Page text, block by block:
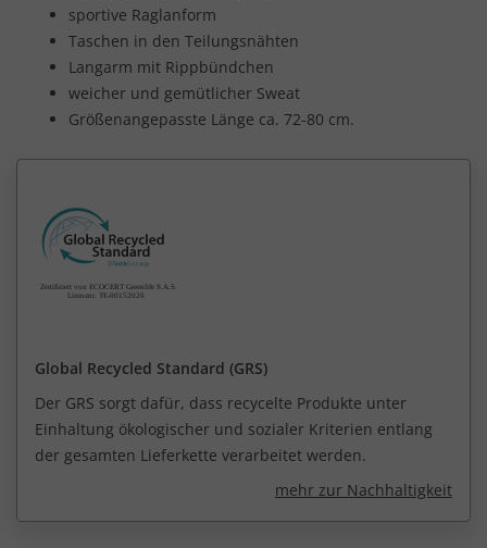
sportive Raglanform
Taschen in den Teilungsnähten
Langarm mit Rippbündchen
weicher und gemütlicher Sweat
Größenangepasste Länge ca. 72-80 cm.
Global Recycled Standard (GRS)
Der GRS sorgt dafür, dass recycelte Produkte unter
Einhaltung ökologischer und sozialer Kriterien entlang
der gesamten Lieferkette verarbeitet werden.
mehr zur Nachhaltigkeit